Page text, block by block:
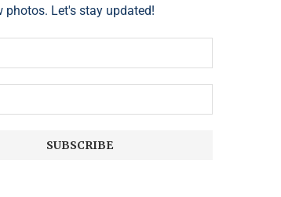
photos. Let's stay updated!